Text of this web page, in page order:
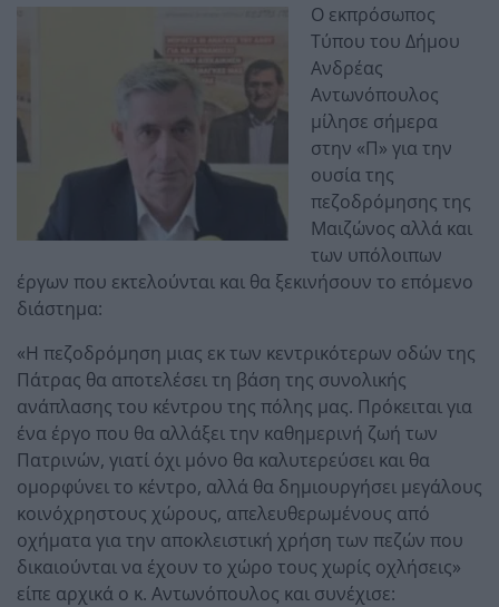
Ο εκπρόσωπος
Τύπου του Δήμου
Ανδρέας
Αντωνόπουλος
μίλησε σήμερα
στην «Π» για την
ουσία της
πεζοδρόμησης της
Μαιζώνος αλλά και
των υπόλοιπων
έργων που εκτελούνται και θα ξεκινήσουν το επόμενο
διάστημα:
«Η πεζοδρόμηση μιας εκ των κεντρικότερων οδών της
Πάτρας θα αποτελέσει τη βάση της συνολικής
ανάπλασης του κέντρου της πόλης μας. Πρόκειται για
ένα έργο που θα αλλάξει την καθημερινή ζωή των
Πατρινών, γιατί όχι μόνο θα καλυτερεύσει και θα
ομορφύνει το κέντρο, αλλά θα δημιουργήσει μεγάλους
κοινόχρηστους χώρους, απελευθερωμένους από
οχήματα για την αποκλειστική χρήση των πεζών που
δικαιούνται να έχουν το χώρο τους χωρίς οχλήσεις»
είπε αρχικά ο κ. Αντωνόπουλος και συνέχισε: